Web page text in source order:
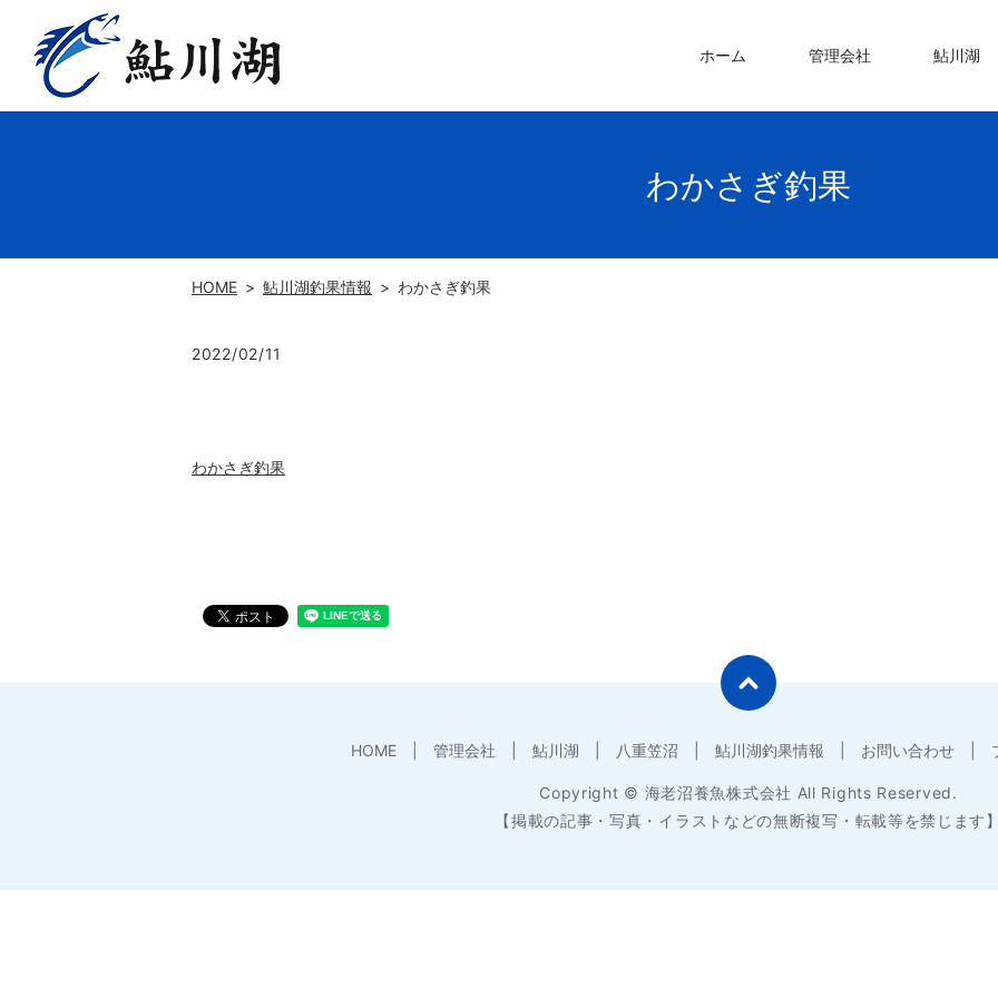
ホーム 管理会社 鮎川湖
わかさぎ釣果
HOME 鮎川湖釣果情報 わかさぎ釣果
2022/02/11
わかさぎ釣果
HOME 管理会社 鮎川湖 八重笠沼 鮎川湖釣果情報 お問い合わせ
Copyright © 海老沼養魚株式会社 All Rights Reserved.
【掲載の記事・写真・イラストなどの無断複写・転載等を禁じます】